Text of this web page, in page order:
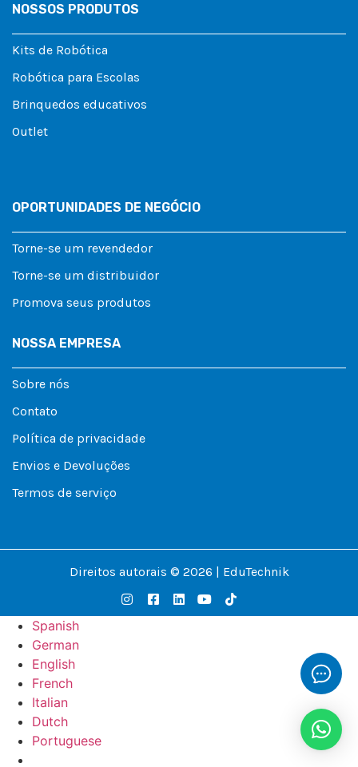
NOSSOS PRODUTOS
Kits de Robótica
Robótica para Escolas
Brinquedos educativos
Outlet
OPORTUNIDADES DE NEGÓCIO
Torne-se um revendedor
Torne-se um distribuidor
Promova seus produtos
NOSSA EMPRESA
Sobre nós
Contato
Política de privacidade
Envios e Devoluções
Termos de serviço
Direitos autorais © 2026 | EduTechnik
Spanish
German
English
French
Italian
Dutch
Portuguese